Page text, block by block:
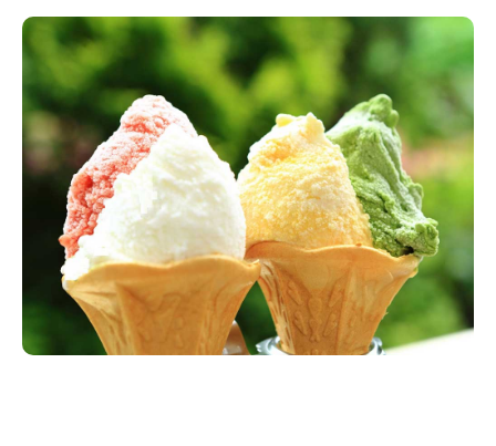
新潟市中央区 新潟市東区 新潟市西区
新潟市北区
新潟市南区
新潟市江南区 新潟市秋葉区
新潟市西蒲区
村上・関川
新発田・聖籠
胎内・粟島
三条・加茂・田上
五泉・阿賀野・阿賀
燕・弥彦
長岡・見附
小千谷・十日町・津南
魚沼・南魚沼・湯沢
柏崎・刈羽・出雲崎
上越・妙高・糸魚川
ご当地グルメ 食べ歩き テイクアウト
季節・期間限定
カフェ
居酒屋・バー 焼肉
パスタ
パン・ベーカリー
タレカツ・豚カツ
デカ盛り・大盛り
旨辛・激辛
定食・町定食 海鮮・鮨
そば・うどん
日本酒・新潟清酒
ワイン・クラフトビール
ケーキ・パフェ
ビアガーデン・暑気払い
忘新年会・歓送迎会
セミナー・講演会 子ども向け 花火大会
入場無料
住宅展示場
完成見学会 学生スポーツ アルビレックス
リラクゼーション・整体
スキー場
リユース・買取
病院・クリニック
イオンモール
ラブラ万代・ラブラ2
ビルボードプレイスBP
新潟伊勢丹
ピア万代
リバーサイド千秋
パティオPATIO
新車・中古車・カー用品
家電・携帯電話
冠婚葬祭
通販・EC
求人
官公庁・自治体
新潟市 チラシ
長岡・見附 チラシ
上越・妙高・糸魚川 チラシ
注目 チラシ
週末セール
火曜セール
オープン・リニューアルセール
周年祭・感謝祭セール
年末・初売りセール